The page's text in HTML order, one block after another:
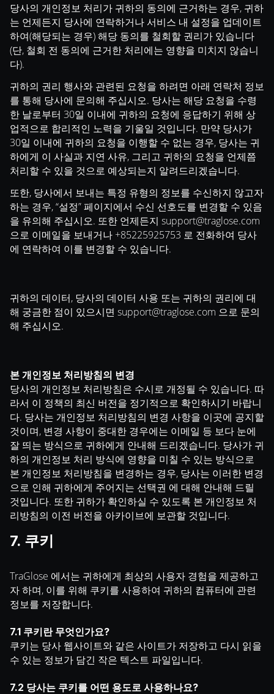
당사의 개인정보 처리가 귀하의 동의에 근거하는 경우, 귀하
는 언제든지 당사에 연락하거나 서비스 내 설정을 업데이트
하여(해당되는 경우) 해당 동의를 철회할 권리가 있습니다
(단, 철회 전 동의에 근거한 처리에는 영향을 미치지 않습니
다).
귀하의 권리 행사와 관련된 요청을 하려면 아래 연락처 정보
를 통해 당사에 문의해 주십시오. 당사는 해당 요청을 수령
한 날로부터 30일 이내에 귀하의 요청에 응답하기 위해 상
업적으로 합리적인 노력을 기울일 것입니다. 만약 당사가
30일 이내에 귀하의 요청을 이행할 수 없는 경우, 당사는 귀
하에게 이 사실과 지연 사유, 그리고 귀하의 요청을 언제쯤
처리할 수 있을 것으로 예상되는지 알려드리겠습니다.
또한, 당사에서 보내는 특정 유형의 정보를 수신하지 않고자
하는 경우, “설정” 페이지에서 수신 선호도를 변경할 수 있음
을 유의해 주십시오. 또한 언제든지 support@traglose.com
으로 이메일을 보내거나 +85225925753 로 전화하여 당사
에 연락하여 이를 변경할 수 있습니다.
귀하의 데이터, 당사의 데이터 사용 또는 귀하의 권리에 대
해 궁금한 점이 있으시면 support@traglose.com 으로 문의
해 주십시오.
본 개인정보 처리방침의 변경
당사의 개인정보 처리방침은 수시로 개정될 수 있습니다. 따
라서 이 정책의 최신 버전을 정기적으로 확인하시기 바랍니
다. 당사는 개인정보 처리방침의 변경 사항을 이곳에 공지할
것이며, 변경 사항이 중대한 경우에는 이메일 등 보다 눈에
잘 띄는 방식으로 귀하에게 안내해 드리겠습니다. 당사가 귀
하의 개인정보 처리 방식에 영향을 미칠 수 있는 방식으로
본 개인정보 처리방침을 변경하는 경우, 당사는 이러한 변경
으로 인해 귀하에게 주어지는 선택권 에 대해 안내해 드릴
것입니다. 또한 귀하가 확인하실 수 있도록 본 개인정보 처
리방침의 이전 버전을 아카이브에 보관할 것입니다.
7. 쿠키
TraGlose 에서는 귀하에게 최상의 사용자 경험을 제공하고
자 하며, 이를 위해 쿠키를 사용하여 귀하의 컴퓨터에 관련
정보를 저장합니다.
7.1 쿠키란 무엇인가요?
쿠키는 당사 웹사이트와 같은 사이트가 저장하고 다시 읽을
수 있는 정보가 담긴 작은 텍스트 파일입니다.
7.2 당사는 쿠키를 어떤 용도로 사용하나요?